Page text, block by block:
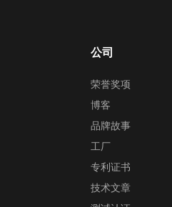
公司
荣誉奖项
博客
品牌故事
工厂
专利证书
技术文章